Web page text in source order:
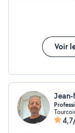
Voir